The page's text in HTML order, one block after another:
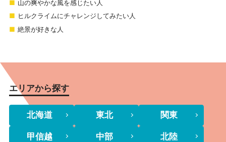
山の爽やかな風を感じたい人
ヒルクライムにチャレンジしてみたい人
絶景が好きな人
エリアから探す
北海道 東北 関東
甲信越 中部 北陸